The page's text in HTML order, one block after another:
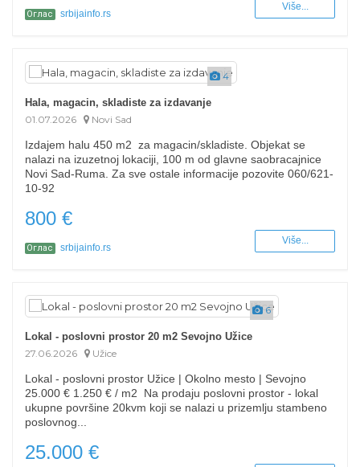
Оглас srbijainfo.rs
Više...
4
Hala, magacin, skladiste za izdavanje
01.07.2026
Novi Sad
Izdajem halu 450 m2 za magacin/skladiste. Objekat se
nalazi na izuzetnoj lokaciji, 100 m od glavne saobracajnice
Novi Sad-Ruma. Za sve ostale informacije pozovite 060/621-
10-92
800 €
Оглас srbijainfo.rs
Više...
6
Lokal - poslovni prostor 20 m2 Sevojno Užice
27.06.2026
Užice
Lokal - poslovni prostor Užice | Okolno mesto | Sevojno
25.000 € 1.250 € / m2 Na prodaju poslovni prostor - lokal
ukupne površine 20kvm koji se nalazi u prizemlju stambeno
poslovnog...
25.000 €